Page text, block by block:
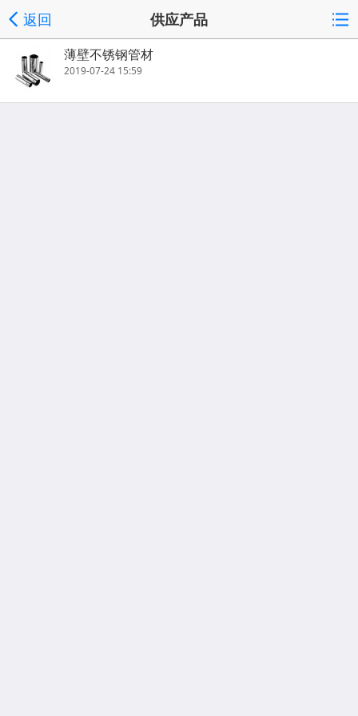
返回 供应产品
薄壁不锈钢管材
2019-07-24 15:59